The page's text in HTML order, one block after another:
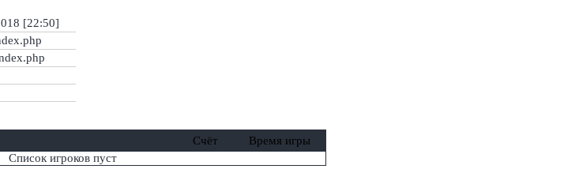
[22:50]
Счёт
Время игры
Список игроков пуст